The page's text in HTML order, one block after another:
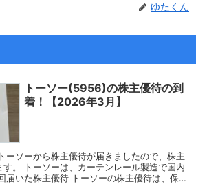
ゆたくん
トーソー(5956)の株主優待の到
着！【2026年3月】
ーソーから株主優待が届きましたので、株主
。 トーソーは、カーテンレール製造で国内
届いた株主優待 トーソーの株主優待は、保有